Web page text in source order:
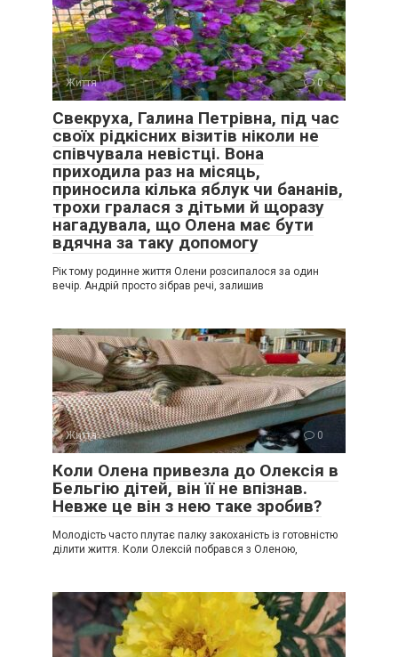
Життя 0
Свекруха, Галина Петрівна, під час
своїх рідкісних візитів ніколи не
співчувала невістці. Вона
приходила раз на місяць,
приносила кілька яблук чи бананів,
трохи гралася з дітьми й щоразу
нагадувала, що Олена має бути
вдячна за таку допомогу
Рік тому родинне життя Олени розсипалося за один
вечір. Андрій просто зібрав речі, залишив
Життя 0
Коли Олена привезла до Олексія в
Бельгію дітей, він її не впізнав.
Невже це він з нею таке зробив?
Молодість часто плутає палку закоханість із готовністю
ділити життя. Коли Олексій побрався з Оленою,